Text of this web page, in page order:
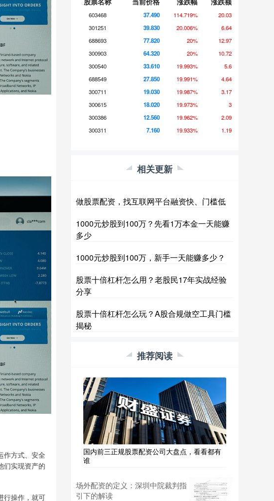
作方式、安全
们实现资产的
行操作，就可
603468 37.490 114.719%
20.03
301251
39.830 20.006%
6.64
688693
77.820 20%
12.97
300903
64.320 20%
10.72
300540
33.610 19.993%
5.6
688549
27.850 19.991%
4.64
300711
19.030 19.987%
3.17
300615
18.020 19.973%
3
300386
12.560 19.962%
2.09
300311
7.160 19.933% 1.19
相关更新
做股票配资，找互联网平台融资快、门槛低
1000元炒股到100万？先看1万本金一天能赚
多少
1000元炒股到100万，新手一天能赚多少？
股票十倍杠杆怎么用？老股民17年实战经验
分享
股票十倍杠杆怎么玩？A股合规做空工具门槛
揭秘
推荐阅读
国内前三正规股票配资公司大盘点，看看都有
谁
场外配资的定义：深圳中院裁判指
引下的解读